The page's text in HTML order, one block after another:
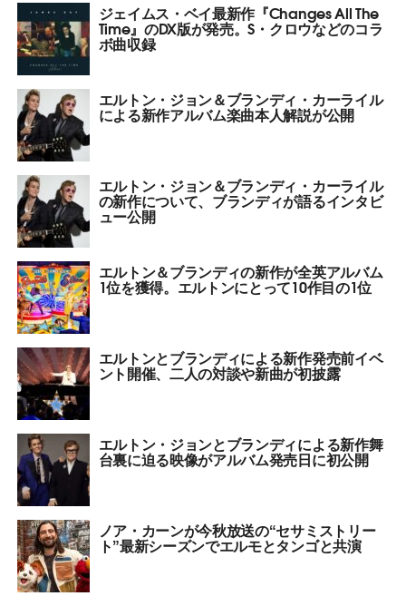
ジェイムス・ベイ最新作『Changes All The
Time』のDX版が発売。S・クロウなどのコラ
ボ曲収録
エルトン・ジョン＆ブランディ・カーライル
による新作アルバム楽曲本人解説が公開
エルトン・ジョン＆ブランディ・カーライル
の新作について、ブランディが語るインタビ
ュー公開
エルトン＆ブランディの新作が全英アルバム
1位を獲得。エルトンにとって10作目の1位
エルトンとブランディによる新作発売前イベ
ント開催、二人の対談や新曲が初披露
エルトン・ジョンとブランディによる新作舞
台裏に迫る映像がアルバム発売日に初公開
ノア・カーンが今秋放送の“セサミストリー
ト”最新シーズンでエルモとタンゴと共演